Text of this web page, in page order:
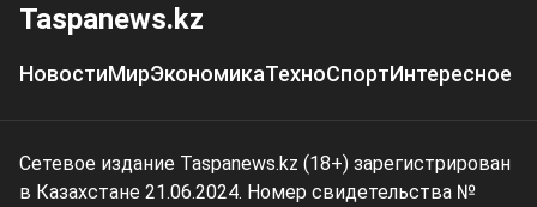
Taspanews.kz
НовостиМирЭкономикаТехноСпортИнтересное
Сетевое издание Taspanews.kz (18+) зарегистрирован
в Казахстане 21.06.2024. Номер свидетельства №